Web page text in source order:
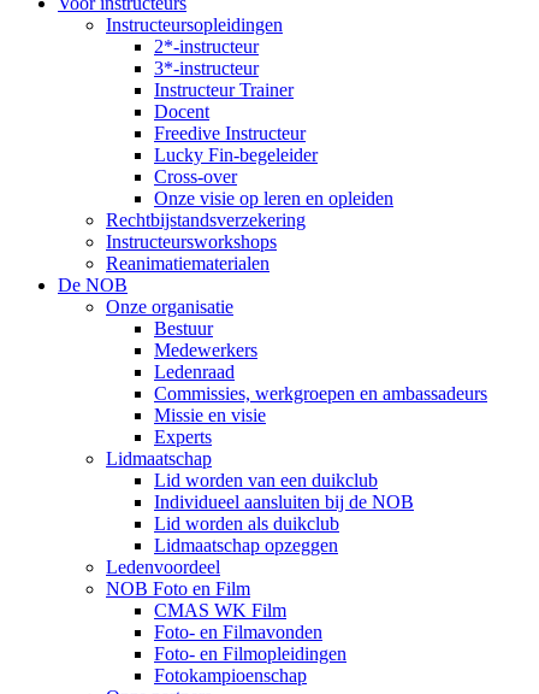
Instructeursopleidingen
2*-instructeur
3*-instructeur
Instructeur Trainer
Docent
Freedive Instructeur
Lucky Fin-begeleider
Cross-over
Onze visie op leren en opleiden
Rechtbijstandsverzekering
Instructeursworkshops
Reanimatiematerialen
De NOB
Onze organisatie
Bestuur
Medewerkers
Ledenraad
Commissies, werkgroepen en ambassadeurs
Missie en visie
Experts
Lidmaatschap
Lid worden van een duikclub
Individueel aansluiten bij de NOB
Lid worden als duikclub
Lidmaatschap opzeggen
Ledenvoordeel
NOB Foto en Film
CMAS WK Film
Foto- en Filmavonden
Foto- en Filmopleidingen
Fotokampioenschap